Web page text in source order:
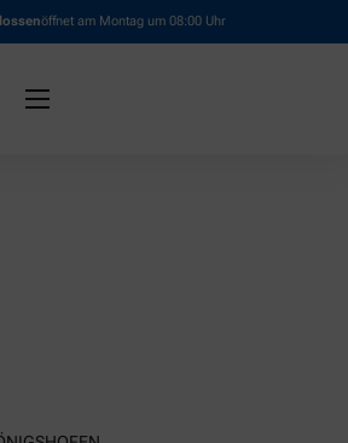
öffnet am Montag um 08:00 Uhr